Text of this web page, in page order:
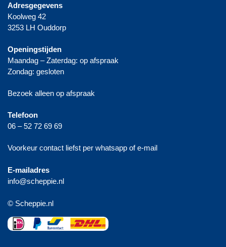
Adresgegevens
Koolweg 42
3253 LH Ouddorp
Openingstijden
Maandag – Zaterdag: op afspraak
Zondag: gesloten
Bezoek alleen op afspraak
Telefoon
06 – 52 72 69 69
Voorkeur contact liefst per whatsapp of e-mail
E-mailadres
info@scheppie.nl
© Scheppie.nl